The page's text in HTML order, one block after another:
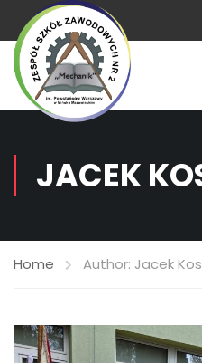
JACEK
Home Author: Jacek